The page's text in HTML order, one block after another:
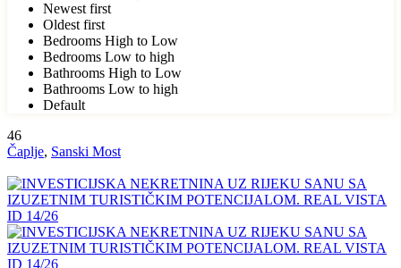
Newest first
Oldest first
Bedrooms High to Low
Bedrooms Low to high
Bathrooms High to Low
Bathrooms Low to high
Default
46
Čaplje, Sanski Most